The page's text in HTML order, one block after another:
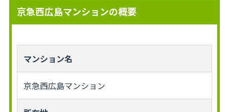
京急西広島マンションの概要
マンション名
京急西広島マンション